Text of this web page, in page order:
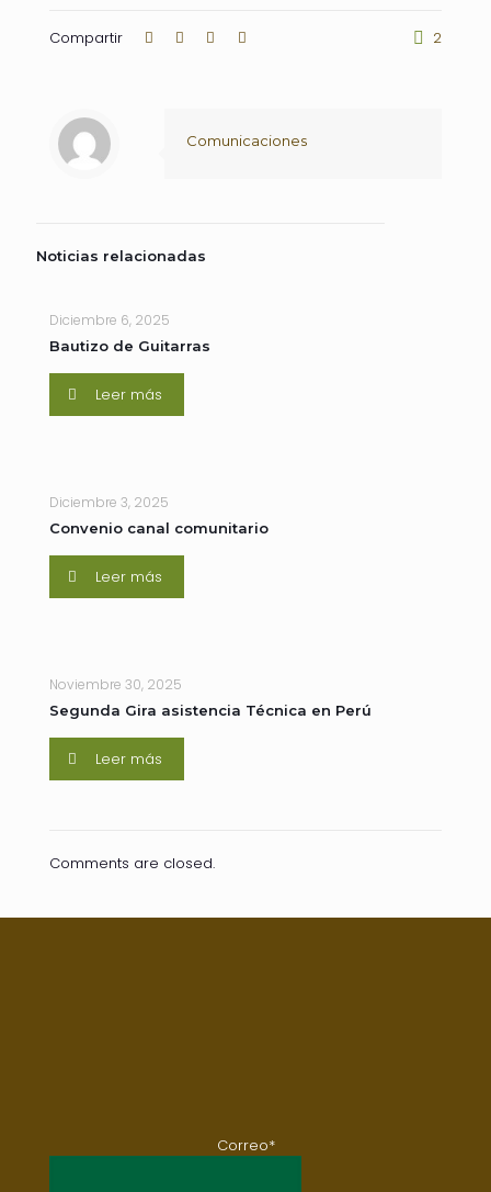
Compartir 2
Comunicaciones
Noticias relacionadas
Diciembre 6, 2025
Bautizo de Guitarras
Leer más
Diciembre 3, 2025
Convenio canal comunitario
Leer más
Noviembre 30, 2025
Segunda Gira asistencia Técnica en Perú
Leer más
Comments are closed.
Correo*